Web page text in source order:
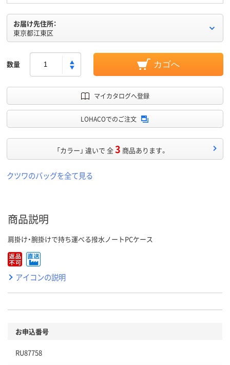
お届け先住所：
東京都江東区
数量 カゴへ
マイカタログへ登録
LOHACOでのご注文
「カラー」 違いで 全3 商品あります。
クツワのバッグを全て見る
商品説明
肩掛け・腕掛けで持ち運べる撥水ノートPCケース
アイコンの説明
お申込番号
RU87758